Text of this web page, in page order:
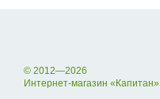
© 2012—2026
Интернет-магазин «Капитан»